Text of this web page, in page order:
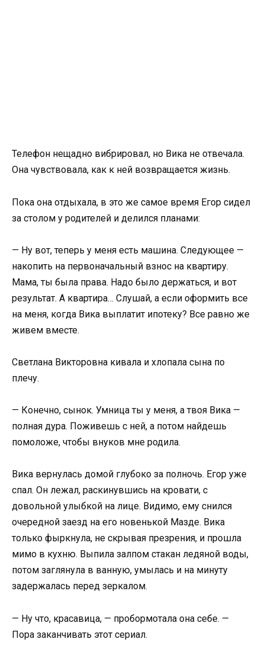
Телефон нещадно вибрировал, но Вика не отвечала.
Она чувствовала, как к ней возвращается жизнь.
Пока она отдыхала, в это же самое время Егор сидел
за столом у родителей и делился планами:
— Ну вот, теперь у меня есть машина. Следующее —
накопить на первоначальный взнос на квартиру.
Мама, ты была права. Надо было держаться, и вот
результат. А квартира… Слушай, а если оформить все
на меня, когда Вика выплатит ипотеку? Все равно же
живем вместе.
Светлана Викторовна кивала и хлопала сына по
плечу.
— Конечно, сынок. Умница ты у меня, а твоя Вика —
полная дура. Поживешь с ней, а потом найдешь
помоложе, чтобы внуков мне родила.
Вика вернулась домой глубоко за полночь. Егор уже
спал. Он лежал, раскинувшись на кровати, с
довольной улыбкой на лице. Видимо, ему снился
очередной заезд на его новенькой Мазде. Вика
только фыркнула, не скрывая презрения, и прошла
мимо в кухню. Выпила залпом стакан ледяной воды,
потом заглянула в ванную, умылась и на минуту
задержалась перед зеркалом.
— Ну что, красавица, — пробормотала она себе. —
Пора заканчивать этот сериал.